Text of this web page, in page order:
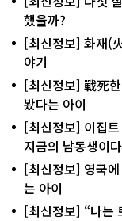
했을까?
[최신정보] 화재(
야기
[최신정보] 戰死
봤다는 아이
[최신정보] 이집
지금의 남동생이
[최신정보] 영국
는 아이
[최신정보] “나는